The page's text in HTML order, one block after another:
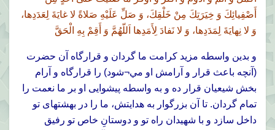
أَصْفِيائِكَ وَ خِيَرَتِكَ مِنْ خَلْقِكَ، وَ صَلِّ عَلَيْهِ صَلاةً لا غايَةَ لِعَدَدِها،
وَ لا نِهايَةَ لِمَدَدِها، وَ لا نَفادَ لِأَمَدِها اَللّهُمَّ وَ أَقِمْ بِهِ الْحَقَّ
و بدين واسطه مزيد كرامت ما گردان و قرارگاه آن حضرت
(آنچه باعث قرار و آرامش او مي¬شود) را قرارگاه و آرام
بخش شيعيان قرار ده و به واسطه پيشوايى او بر ما نعمت را
تمام گردان. تا آن بزرگوار به هدايتش، ما را در بهشتهاى تو
داخل سازد و با شهيدان راه تو و دوستانِ خاص تو رفيق